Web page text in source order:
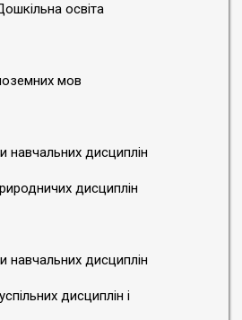
освіта
мов
навчальних дисциплін
дисциплін
навчальних дисциплін
дисциплін і